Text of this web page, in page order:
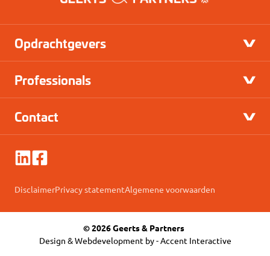
Opdrachtgevers
Professionals
Contact
DisclaimerPrivacy statementAlgemene voorwaarden
© 2026 Geerts & Partners
Design & Webdevelopment by -Accent Interactive